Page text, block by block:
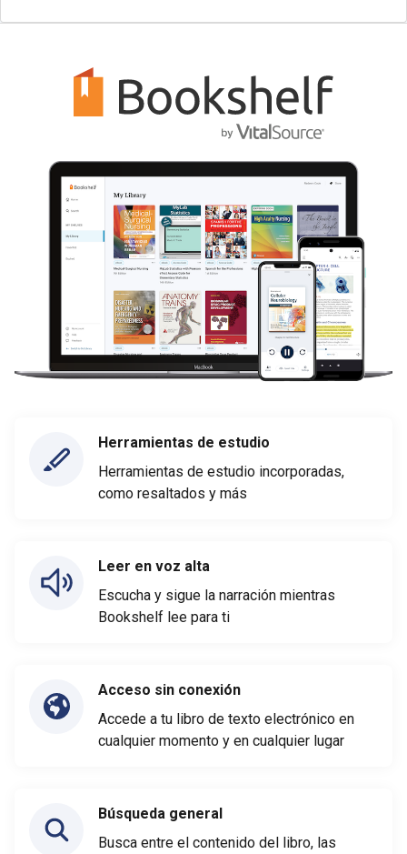
Herramientas de estudio
Herramientas de estudio incorporadas,
como resaltados y más
Leer en voz alta
Escucha y sigue la narración mientras
Bookshelf lee para ti
Acceso sin conexión
Accede a tu libro de texto electrónico en
cualquier momento y en cualquier lugar
Búsqueda general
Busca entre el contenido del libro, las